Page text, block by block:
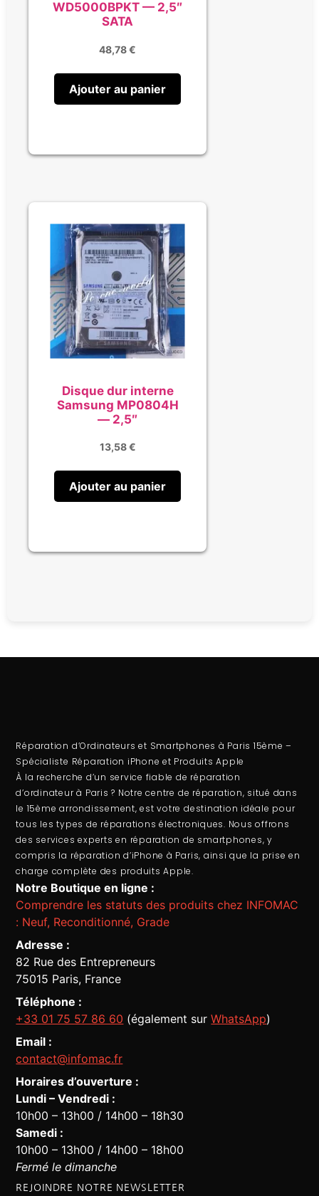
WD5000BPKT — 2,5″
SATA
48,78€
Ajouter au panier
Disque dur interne
Samsung MP0804H
— 2,5″
13,58€
Ajouter au panier
Réparation d’Ordinateurs et Smartphones à Paris 15ème –
Spécialiste Réparation iPhone et Produits Apple
À la recherche d’un service fiable de réparation
d’ordinateurà Paris ? Notre centre de réparation, situé dans
le 15ème arrondissement, est votre destination idéale pour
tous les types de réparations électroniques. Nous offrons
des services experts en réparation de smartphones, y
compris la réparation d’iPhone à Paris, ainsi que la prise en
charge complète des produits Apple.
Notre Boutique en ligne :
Comprendre les statuts des produits chez INFOMAC
: Neuf, Reconditionné, Grade
Adresse :
82 Rue des Entrepreneurs
75015 Paris, France
Téléphone :
+33 01 75 57 86 60 (également surWhatsApp)
Email :
contact@infomac.fr
Horaires d’ouverture :
Lundi – Vendredi :
10h00 – 13h00 / 14h00 – 18h30
Samedi :
10h00 – 13h00 / 14h00 – 18h00
Fermé le dimanche
REJOINDRE NOTRE NEWSLETTER
Assistant Infomac